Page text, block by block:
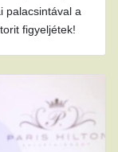
palacsintával a
figyeljétek!